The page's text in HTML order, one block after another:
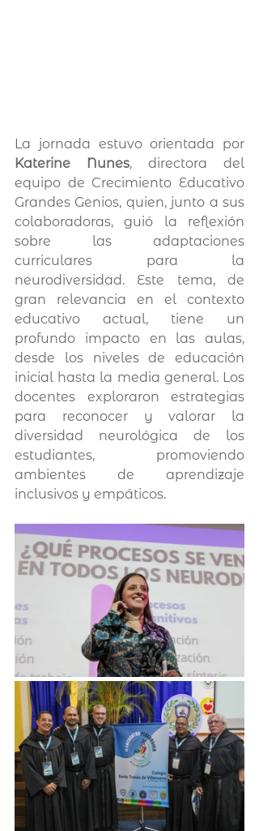
Katerine Nunes, directora del
equipo de Crecimiento Educativo
Grandes Genios, quien, junto a sus
colaboradoras, guió la reflexión
sobre las adaptaciones
curriculares para la
neurodiversidad. Este tema, de
gran relevancia en el contexto
educativo actual, tiene un
profundo impacto en las aulas,
desde los niveles de educación
inicial hasta la media general. Los
docentes exploraron estrategias
para reconocer y valorar la
diversidad neurológica de los
estudiantes, promoviendo
ambientes de aprendizaje
inclusivos y empáticos.